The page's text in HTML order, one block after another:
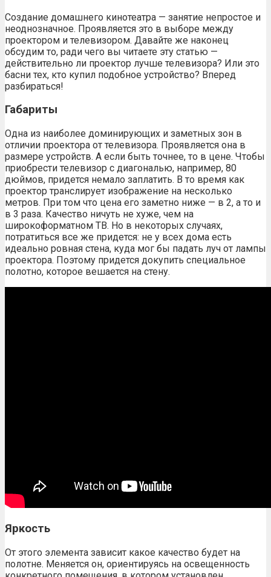
Создание домашнего кинотеатра — занятие непростое и
неоднозначное. Проявляется это в выборе между
проектором и телевизором. Давайте же наконец
обсудим то, ради чего вы читаете эту статью —
действительно ли проектор лучше телевизора? Или это
басни тех, кто купил подобное устройство? Вперед
разбираться!
Габариты
Одна из наиболее доминирующих и заметных зон в
отличии проектора от телевизора. Проявляется она в
размере устройств. А если быть точнее, то в цене. Чтобы
приобрести телевизор с диагональю, например, 80
дюймов, придется немало заплатить. В то время как
проектор транслирует изображение на несколько
метров. При том что цена его заметно ниже — в 2, а то и
в 3 раза. Качество ничуть не хуже, чем на
широкоформатном ТВ. Но в некоторых случаях,
потратиться все же придется: не у всех дома есть
идеально ровная стена, куда мог бы падать луч от лампы
проектора. Поэтому придется докупить специальное
полотно, которое вешается на стену.
Яркость
От этого элемента зависит какое качество будет на
полотне. Меняется он, ориентируясь на освещенность